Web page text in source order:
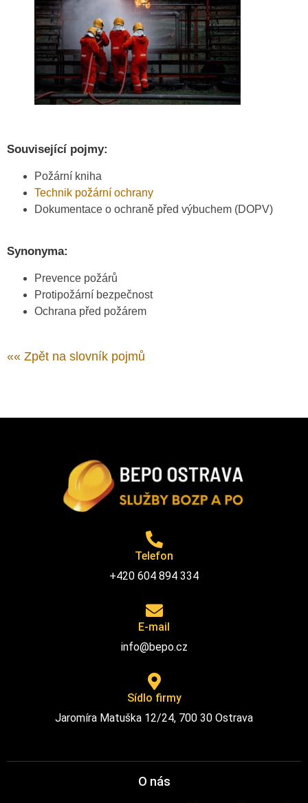
Související pojmy:
Požární kniha
Technik požární ochrany
Dokumentace o ochraně před výbuchem (DOPV)
Synonyma:
Prevence požárů
Protipožární bezpečnost
Ochrana před požárem
«« Zpět na slovník pojmů
Telefon
+420 604 894 334
E-mail
info@bepo.cz
Sídlo firmy
Jaromíra Matuška 12/24, 700 30 Ostrava
O nás